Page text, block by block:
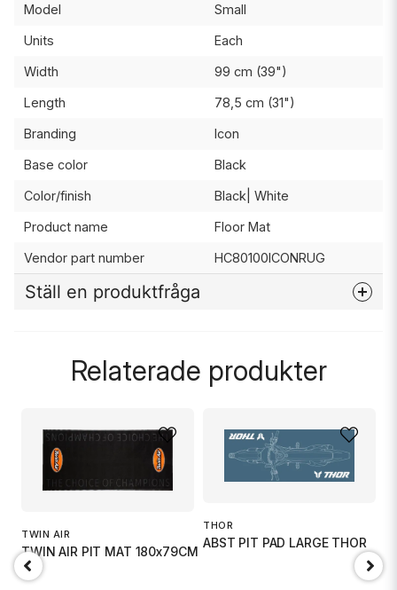
Model Small
Units Each
Width 99 cm (39")
Length 78,5 cm (31")
Branding Icon
Base color Black
Color/finish Black| White
Product name Floor Mat
Vendor part number HC80100ICONRUG
Ställ en produktfråga
name
Namn
Relaterade produkter
TWIN AIR
TWIN AIR PIT MAT 180x79CM
THOR
ABST PIT PAD LARGE THOR